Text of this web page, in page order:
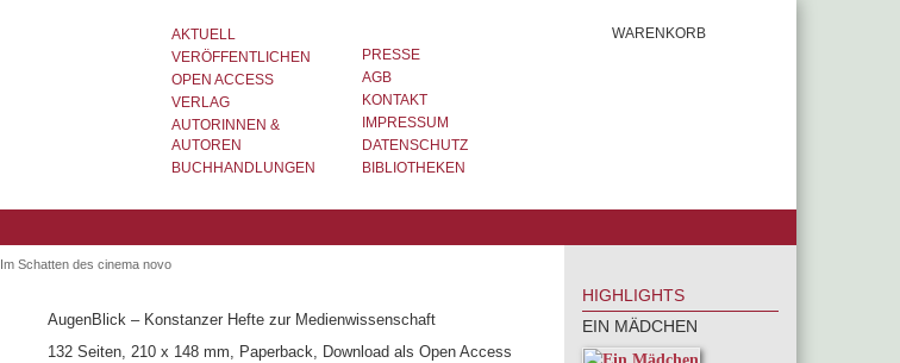
AKTUELL
VERÖFFENTLICHEN
OPEN ACCESS
VERLAG
AUTORINNEN &
AUTOREN
BUCHHANDLUNGEN
PRESSE
AGB
KONTAKT
IMPRESSUM
DATENSCHUTZ
BIBLIOTHEKEN
WARENKORB
Im Schatten des cinema novo
AugenBlick – Konstanzer Hefte zur Medienwissenschaft
132 Seiten, 210 x 148 mm, Paperback, Download als Open Access
HIGHLIGHTS
EIN MÄDCHEN